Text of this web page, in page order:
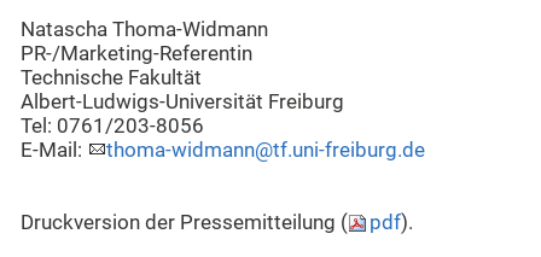
Natascha Thoma-Widmann
PR-/Marketing-Referentin
Technische Fakultät
Albert-Ludwigs-Universität Freiburg
Tel: 0761/203-8056
E-Mail:
thoma-widmann@tf.uni-freiburg.de
Druckversion der Pressemitteilung ( pdf).